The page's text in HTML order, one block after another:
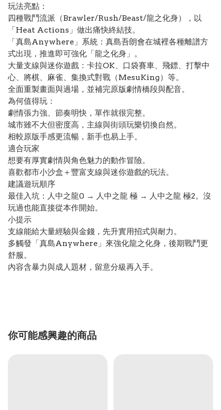
玩法亮點：
四種戰鬥流派（Brawler/Rush/Beast/龍之化身），以
「Heat Actions」做出痛快終結技。
「真島Anywhere」系統：真島吾朗會在城裡各種離譜方
式出現，推進即可強化「龍之化身」。
大量支線與迷你遊戲：卡拉OK、口袋賽車、飛鏢、打擊中
心、將棋、麻雀、集換式對戰（MesuKing）等。
全面重製畫面與過場，並補完原版劇情橋段與配音。
為何值得玩：
劇情張力強、節奏明快，單作就很完整。
城市雖不大但密度高，主線與街頭玩樂切換自然。
相較原版手感更流暢，新手也易上手。
適合玩家
想要有厚實劇情與角色魅力的動作冒險。
喜歡都市小沙盒＋豐富支線與迷你遊戲的玩法。
建議遊玩順序
最佳入坑：人中之龍0 → 人中之龍 極 → 人中之龍 極2。沒
玩過也能直接從本作開始。
小提示
支線能給大量經驗與金錢，先升實用招式與耐力。
多觸發「真島Anywhere」來強化龍之化身，後期戰鬥更
舒服。
內容含暴力與成人題材，留意分級再入手。
你可能感興趣的商品